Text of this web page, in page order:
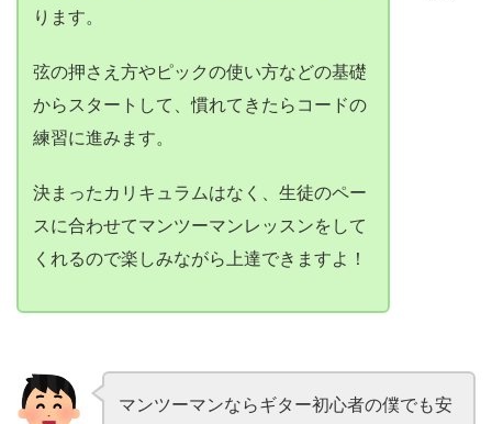
ります。
弦の押さえ方やピックの使い方などの基礎
からスタートして、慣れてきたらコードの
練習に進みます。
決まったカリキュラムはなく、生徒のペー
スに合わせてマンツーマンレッスンをして
くれるので楽しみながら上達できますよ！
マンツーマンならギター初心者の僕でも安